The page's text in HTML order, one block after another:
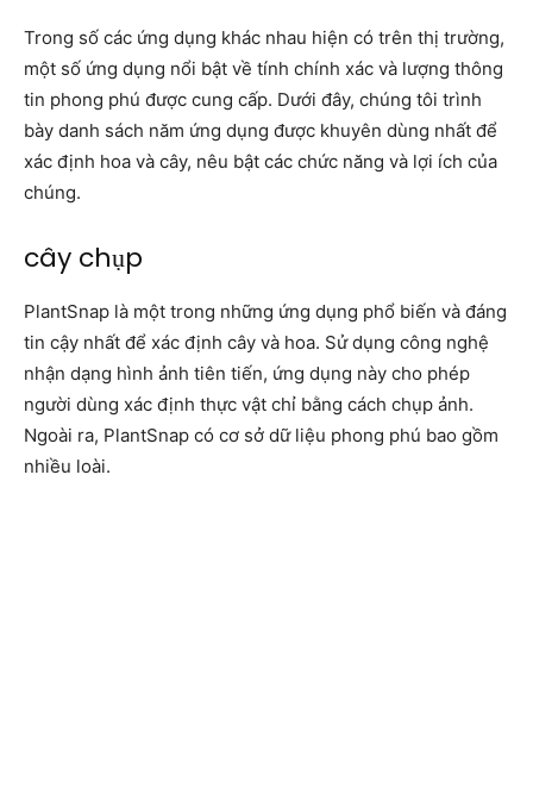
Trong số các ứng dụng khác nhau hiện có trên thị trường,
một số ứng dụng nổi bật về tính chính xác và lượng thông
tin phong phú được cung cấp. Dưới đây, chúng tôi trình
bày danh sách năm ứng dụng được khuyên dùng nhất để
xác định hoa và cây, nêu bật các chức năng và lợi ích của
chúng.
cây chụp
PlantSnap là một trong những ứng dụng phổ biến và đáng
tin cậy nhất để xác định cây và hoa. Sử dụng công nghệ
nhận dạng hình ảnh tiên tiến, ứng dụng này cho phép
người dùng xác định thực vật chỉ bằng cách chụp ảnh.
Ngoài ra, PlantSnap có cơ sở dữ liệu phong phú bao gồm
nhiều loài.